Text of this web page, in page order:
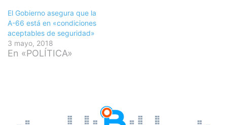
El Gobierno asegura que la
A-66 está en «condiciones
aceptables de seguridad»
3 mayo, 2018
En «POLÍTICA»